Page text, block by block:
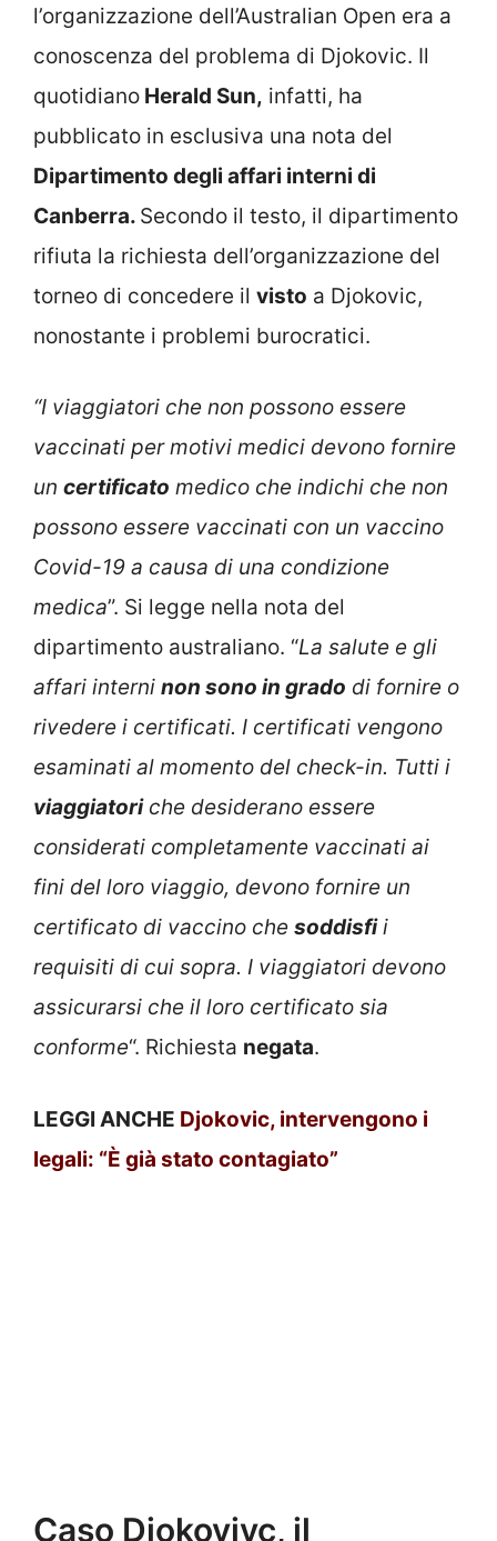
l’organizzazione dell’Australian Open era a
conoscenza del problema di Djokovic. Il
quotidiano Herald Sun, infatti, ha
pubblicato in esclusiva una nota del
Dipartimento degli affari interni di
Canberra. Secondo il testo, il dipartimento
rifiuta la richiesta dell’organizzazione del
torneo di concedere il visto a Djokovic,
nonostante i problemi burocratici.
“I viaggiatori che non possono essere
vaccinati per motivi medici devono fornire
un certificato medico che indichi che non
possono essere vaccinati con un vaccino
Covid-19 a causa di una condizione
medica”. Si legge nella nota del
dipartimento australiano. “La salute e gli
affari interni non sono in grado di fornire o
rivedere i certificati. I certificati vengono
esaminati al momento del check-in. Tutti i
viaggiatoriche desiderano essere
considerati completamente vaccinati ai
fini del loro viaggio, devono fornire un
certificato di vaccino che soddisfii
requisiti di cui sopra. I viaggiatori devono
assicurarsi che il loro certificato sia
conforme“. Richiesta negata.
LEGGI ANCHE Djokovic, intervengono i
legali: “È già stato contagiato”
Caso Djokovivc, il